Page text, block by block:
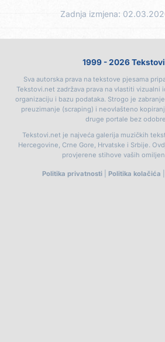
Zadnja izmjena:
1999 - 2026
Sva autorska prava na tekstove pjesama
Tekstovi.net zadržava prava na vlastiti vizualni
organizaciju i bazu podataka. Strogo je
preuzimanje (scraping) i neovlašteno
druge portale bez
Tekstovi.net je najveća galerija muzičkih
Hercegovine, Crne Gore, Hrvatske i Srbije.
provjerene stihove vaših
Politika privatnosti| Politika kolačića